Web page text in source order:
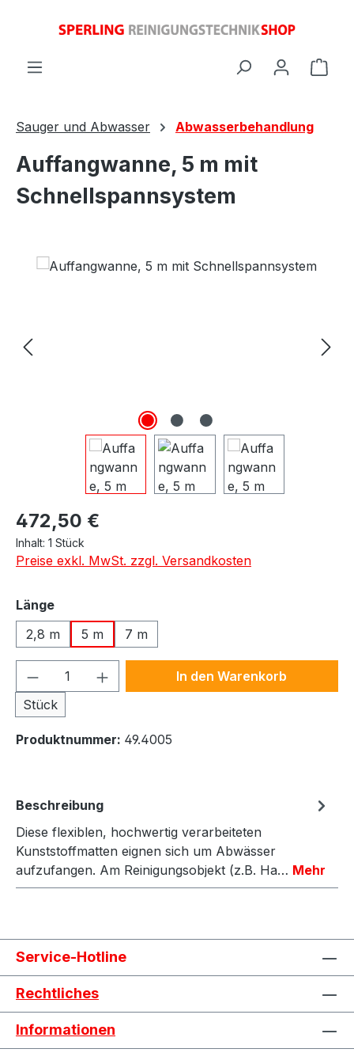
Sauger und Abwasser Abwasserbehandlung
Auffangwanne, 5 m mit
Schnellspannsystem
Bildergalerie überspringen
Regulärer Preis:
472,50 €
Inhalt: 1 Stück
Preise exkl. MwSt. zzgl. Versandkosten
Längeauswählen
2,8 m
5 m 7 m
Produkt Anzahl: Gib den
Stück
In den Warenkorb
Produktnummer: 49.4005
Beschreibung
Diese flexiblen, hochwertig verarbeiteten
Kunststoffmatten eignen sich um Abwässer
aufzufangen. Am Reinigungsobjekt (z.B. Ha… Mehr
Service-Hotline
Rechtliches
Informationen